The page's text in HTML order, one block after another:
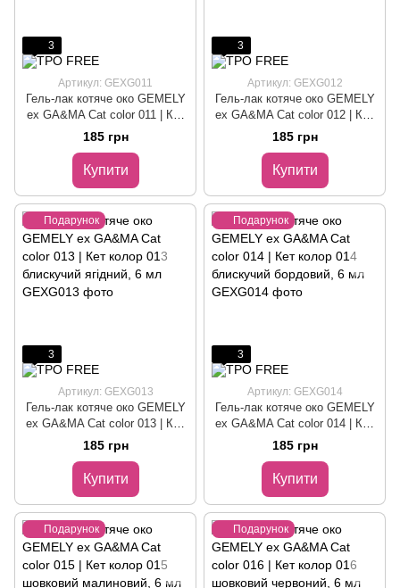
3
Артикул: GEXG011
Гель-лак котяче око GEMELY
ex GA&MA Cat color 011 | Кет
колор 011 блискучий
коричневий, 6 мл
185 грн
Купити
3
Артикул: GEXG012
Гель-лак котяче око GEMELY
ex GA&MA Cat color 012 | Кет
колор 012 блискучий
червоний, 6 мл
185 грн
Купити
Подарунок
3
Артикул: GEXG013
Гель-лак котяче око GEMELY
ex GA&MA Cat color 013 | Кет
колор 013 блискучий ягідний,
6 мл
185 грн
Купити
Подарунок
3
Артикул: GEXG014
Гель-лак котяче око GEMELY
ex GA&MA Cat color 014 | Кет
колор 014 блискучий
бордовий, 6 мл
185 грн
Купити
Подарунок Подарунок